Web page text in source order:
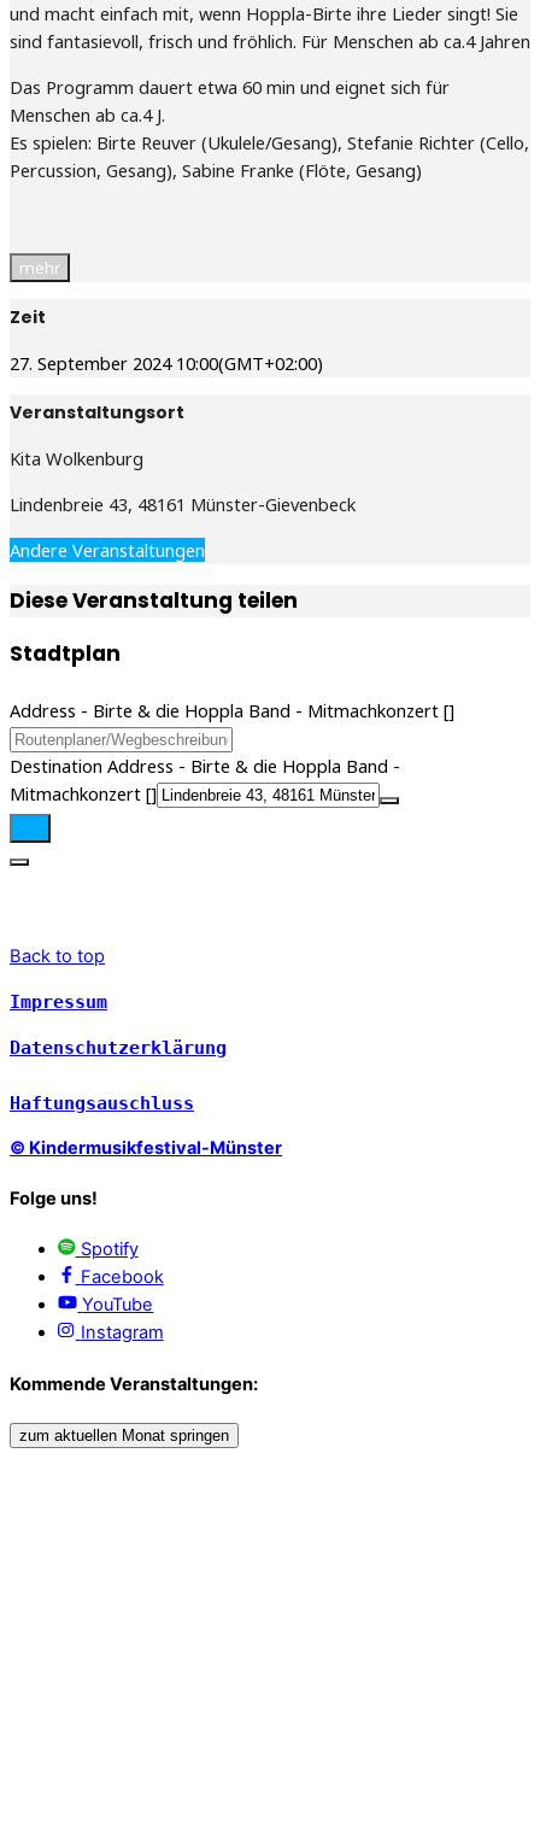
und macht einfach mit, wenn Hoppla-Birte ihre Lieder singt! Sie
sind fantasievoll, frisch und fröhlich. Für Menschen ab ca.4 Jahren
Das Programm dauert etwa 60 min und eignet sich für
Menschen ab ca.4 J.
Es spielen: Birte Reuver (Ukulele/Gesang), Stefanie Richter (Cello,
Percussion, Gesang), Sabine Franke (Flöte, Gesang)
mehr
Zeit
27. September 2024 10:00(GMT+02:00)
Veranstaltungsort
Kita Wolkenburg
Lindenbreie 43, 48161 Münster-Gievenbeck
Andere Veranstaltungen
Diese Veranstaltung teilen
Stadtplan
Address - Birte & die Hoppla Band - Mitmachkonzert []
Destination Address - Birte & die Hoppla Band -
Mitmachkonzert []
Back to top
Impressum
Datenschutzerklärung
Haftungsauschluss
© Kindermusikfestival-Münster
Folge uns!
Spotify
Facebook
YouTube
Instagram
Kommende Veranstaltungen:
zum aktuellen Monat springen